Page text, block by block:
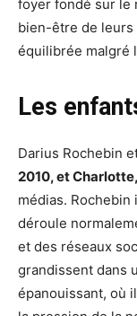
foyer fondé sur le
bien-être de
équilibrée malgré
Les
Darius Rochebin
2010, et
médias.
déroule
et des réseaux
grandissent dans
épanouissant, où